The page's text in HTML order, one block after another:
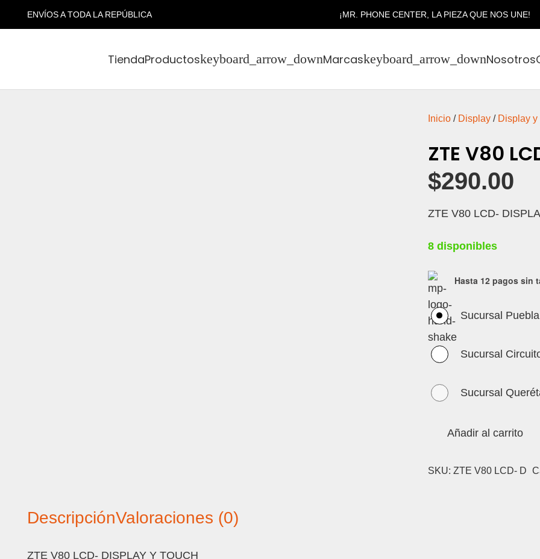
ENVÍOS A TODA LA REPÚBLICA ¡MR. PHONE CENTER, LA PIEZA QUE NOS UNE!
TiendaProductos Marcas Nosotros
Inicio/ Display/ Display y
ZTE V80
$290.00
ZTE V80 LCD-
8 disponibles
Hasta 12 pagos sin
Sucursal Puebla
Sucursal
Sucursal
Añadir al carrito
SKU: ZTE V80 LCD- D
DescripciónValoraciones (0)
ZTE V80 LCD- DISPLAY Y TOUCH